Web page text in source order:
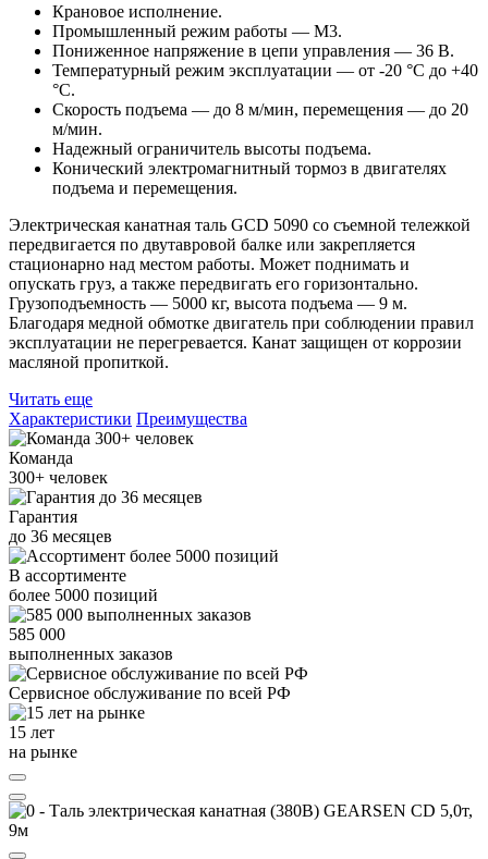
Крановое исполнение.
Промышленный режим работы — М3.
Пониженное напряжение в цепи управления — 36 B.
Температурный режим эксплуатации — от -20 °C до +40
°C.
Скорость подъема — до 8 м/мин, перемещения — до 20
м/мин.
Надежный ограничитель высоты подъема.
Конический электромагнитный тормоз в двигателях
подъема и перемещения.
Электрическая канатная таль GCD 5090 со съемной тележкой
передвигается по двутавровой балке или закрепляется
стационарно над местом работы. Может поднимать и
опускать груз, а также передвигать его горизонтально.
Грузоподъемность — 5000 кг, высота подъема — 9 м.
Благодаря медной обмотке двигатель при соблюдении правил
эксплуатации не перегревается. Канат защищен от коррозии
масляной пропиткой.
Читать еще
Характеристики Преимущества
Команда
300+ человек
Гарантия
до 36 месяцев
В ассортименте
более 5000 позиций
585 000
выполненных заказов
Сервисное обслуживание по всей РФ
15 лет
на рынке